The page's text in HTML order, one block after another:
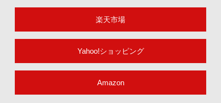
楽天市場
Yahoo!ショッピング
Amazon